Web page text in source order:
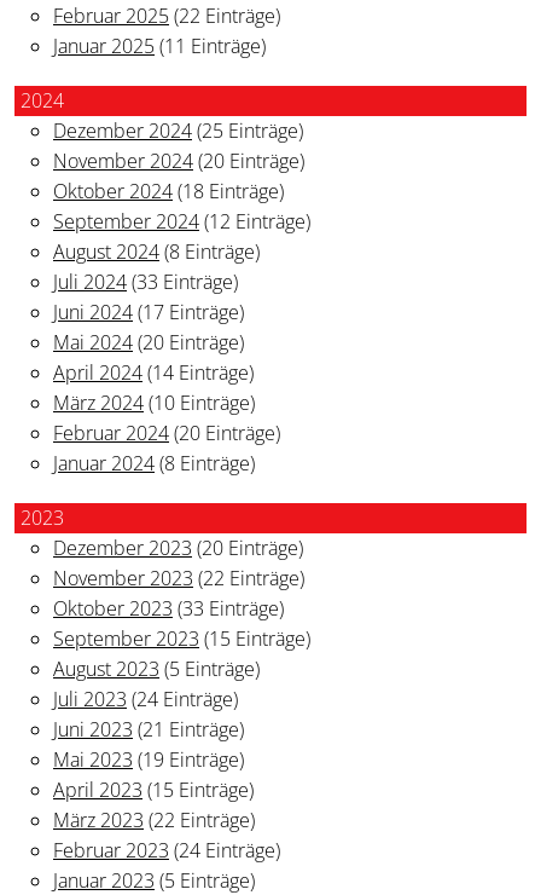
Februar 2025(22 Einträge)
Januar 2025(11 Einträge)
2024
Dezember 2024(25 Einträge)
November 2024(20 Einträge)
Oktober 2024(18 Einträge)
September 2024(12 Einträge)
August 2024(8 Einträge)
Juli 2024(33 Einträge)
Juni 2024(17 Einträge)
Mai 2024(20 Einträge)
April 2024(14 Einträge)
März 2024(10 Einträge)
Februar 2024(20 Einträge)
Januar 2024(8 Einträge)
2023
Dezember 2023 (20 Einträge)
November 2023 (22 Einträge)
Oktober 2023 (33 Einträge)
September 2023 (15 Einträge)
August 2023 (5 Einträge)
Juli 2023 (24 Einträge)
Juni 2023 (21 Einträge)
Mai 2023 (19 Einträge)
April 2023 (15 Einträge)
März 2023 (22 Einträge)
Februar 2023 (24 Einträge)
Januar 2023 (5 Einträge)